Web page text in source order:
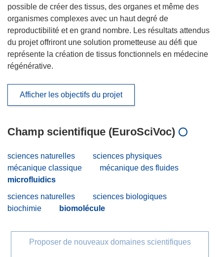
possible de créer des tissus, des organes et même des
organismes complexes avec un haut degré de
reproductibilité et en grand nombre. Les résultats attendus
du projet offriront une solution prometteuse au défi que
représente la création de tissus fonctionnels en médecine
régénérative.
Afficher les objectifs du projet
Champ scientifique (EuroSciVoc)
sciences naturelles
sciences physiques
mécanique classique
mécanique des fluides
microfluidics
sciences naturelles
sciences biologiques
biochimie
biomolécule
Proposer de nouveaux domaines scientifiques